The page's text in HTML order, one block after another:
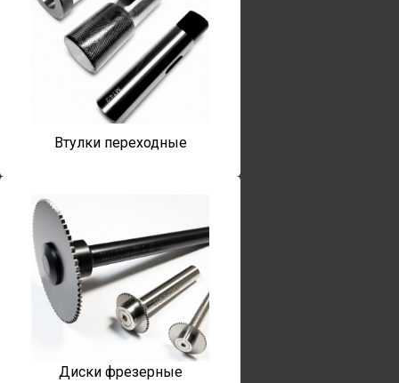
Втулки переходные
Диски фрезерные